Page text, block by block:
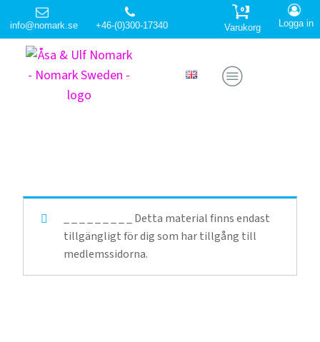
info@nomark.se +46-(0)300-17340
0
Varukorg Logga in
_ _ _ _ _ _ _ _ _ Detta material finns endast
tillgängligt för dig som har tillgång till
medlemssidorna.